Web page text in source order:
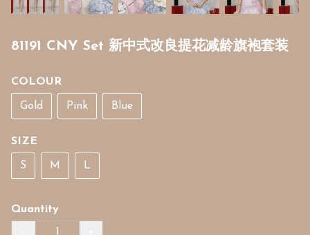
81191 CNY Set 新中式改良提花减龄旗袍套装
COLOUR
Gold Pink Blue
SIZE
S M L
Quantity